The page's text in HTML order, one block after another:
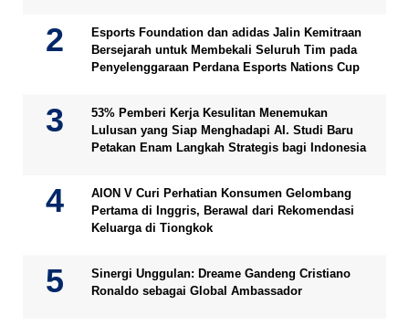
Esports Foundation dan adidas Jalin Kemitraan
Bersejarah untuk Membekali Seluruh Tim pada
Penyelenggaraan Perdana Esports Nations Cup
53% Pemberi Kerja Kesulitan Menemukan
Lulusan yang Siap Menghadapi AI. Studi Baru
Petakan Enam Langkah Strategis bagi Indonesia
AION V Curi Perhatian Konsumen Gelombang
Pertama di Inggris, Berawal dari Rekomendasi
Keluarga di Tiongkok
Sinergi Unggulan: Dreame Gandeng Cristiano
Ronaldo sebagai Global Ambassador